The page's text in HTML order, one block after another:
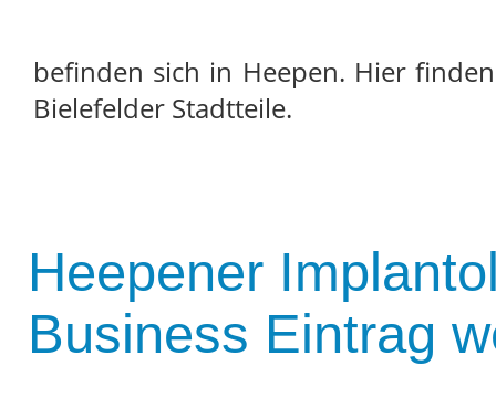
befinden sich in Heepen. Hier
Bielefelder Stadtteile.
Heepener
Business Eintrag